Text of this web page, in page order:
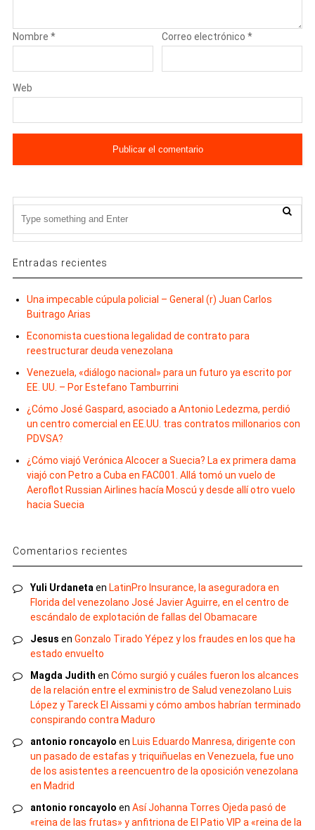
Nombre * Correo electrónico*
Web
Entradas recientes
Una impecable cúpula policial – General (r) Juan Carlos
Buitrago Arias
Economista cuestiona legalidad de contrato para
reestructurar deuda venezolana
Venezuela, «diálogo nacional» para un futuro ya escrito por
EE. UU. – Por Estefano Tamburrini
¿Cómo José Gaspard, asociado a Antonio Ledezma, perdió
un centro comercial en EE.UU. tras contratos millonarios con
PDVSA?
¿Cómo viajó Verónica Alcocer a Suecia? La ex primera dama
viajó con Petro a Cuba en FAC001. Allá tomó un vuelo de
Aeroflot Russian Airlines hacía Moscú y desde allí otro vuelo
hacia Suecia
Comentarios recientes
Yuli Urdaneta en LatinPro Insurance, la aseguradora en
Florida del venezolano José Javier Aguirre, en el centro de
escándalo de explotación de fallas del Obamacare
Jesus en Gonzalo Tirado Yépez y los fraudes en los que ha
estado envuelto
Magda Judith en Cómo surgió y cuáles fueron los alcances
de la relación entre el exministro de Salud venezolano Luis
López y Tareck El Aissami y cómo ambos habrían terminado
conspirando contra Maduro
antonio roncayolo en Luis Eduardo Manresa, dirigente con
un pasado de estafas y triquiñuelas en Venezuela, fue uno
de los asistentes a reencuentro de la oposición venezolana
en Madrid
antonio roncayolo en Así Johanna Torres Ojeda pasó de
«reina de las frutas» y anfitriona de El Patio VIP a «reina de la